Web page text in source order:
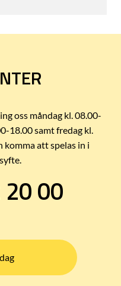
oss måndag kl. 08.00-
18.00 samt fredag kl.
att spelas in i
00